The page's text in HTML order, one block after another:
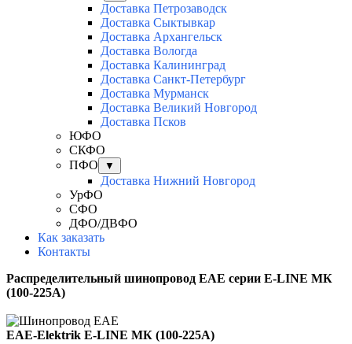
Доставка Петрозаводск
Доставка Сыктывкар
Доставка Архангельск
Доставка Вологда
Доставка Калининград
Доставка Санкт-Петербург
Доставка Мурманск
Доставка Великий Новгород
Доставка Псков
ЮФО
СКФО
ПФО
▼
Доставка Нижний Новгород
УрФО
СФО
ДФО/ДВФО
Как заказать
Контакты
Распределительный шинопровод ЕАЕ серии E-LINE МК
(100-225А)
EAE-Elektrik E-LINE МК (100-225А)